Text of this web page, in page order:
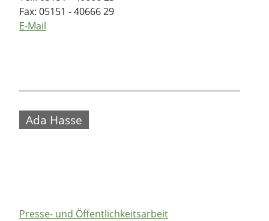
Fax: 05151 - 40666 29
E-Mail
Ada Hasse
Presse- und Öffentlichkeitsarbeit